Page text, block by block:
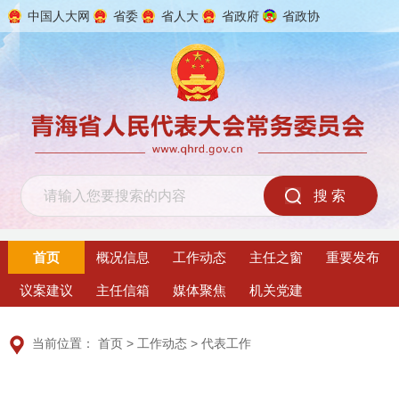
中国人大网 省委 省人大 省政府 省政协
首页 概况信息 工作动态 主任之窗 重要发布
议案建议 主任信箱 媒体聚焦 机关党建
当前位置：首页 >工作动态 >代表工作